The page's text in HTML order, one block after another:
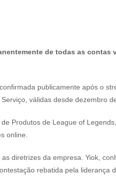
de todas as contas
publicamente após o
válidas desde dezembro
Produtos de League of Legends
online.
as diretrizes da empresa. Yiok,
rebatida pela liderança